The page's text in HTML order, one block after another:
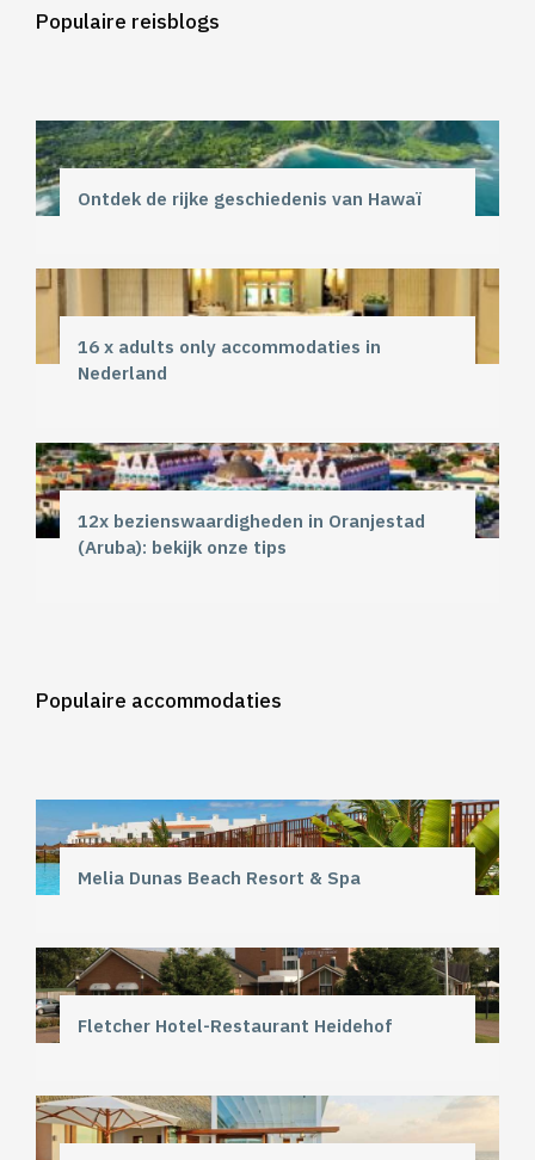
Populaire reisblogs
Ontdek de rijke geschiedenis van Hawaï
16 x adults only accommodaties in
Nederland
12x bezienswaardigheden in Oranjestad
(Aruba): bekijk onze tips
Populaire accommodaties
Melia Dunas Beach Resort & Spa
Fletcher Hotel-Restaurant Heidehof